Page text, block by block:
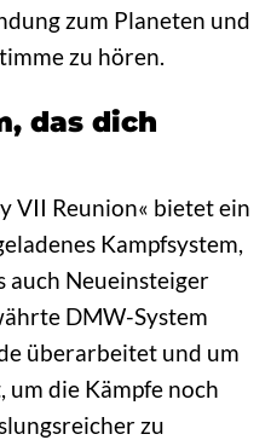
zum Planeten und
zu hören.
das dich
VII Reunion« bietet ein
Kampfsystem,
auch Neueinsteiger
DMW-System
überarbeitet und um
die Kämpfe noch
zu